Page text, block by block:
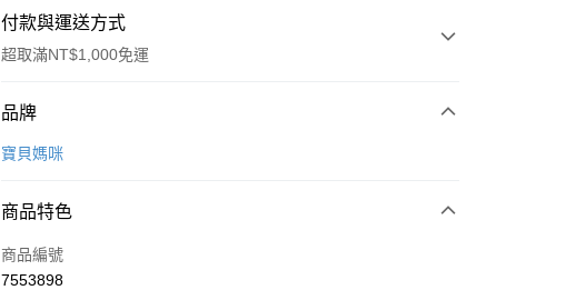
付款與運送方式
超取滿NT$1,000免運
付款方式
信用卡一次付款
街口支付
品牌
寶貝媽咪
商品特色
商品編號
7553898